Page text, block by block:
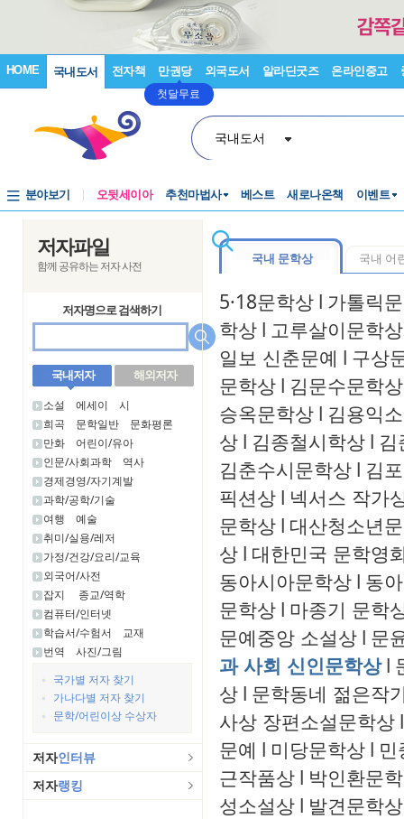
HOME 국내도서 전자책 만권당
첫달무료
외국도서 알라딘굿즈 온라인중고
국내도서
분야보기 오뒷세이아 추천마법사 베스트 새로나온책 이벤트
저자파일
함께 공유하는 저자 사전
저자명으로 검색하기
국내저자 해외저자
소설 에세이
시
희곡
문학일반
문화평론
만화
어린이/유아
인문/사회과학
역사
경제경영/자기계발
과학/공학/기술
여행
예술
취미/실용/레저
가정/건강/요리/교육
외국어/사전
잡지
종교/역학
컴퓨터/인터넷
학습서/수험서
교재
번역
사진/그림
국가별 저자 찾기
가나다별 저자 찾기
문학/어린이상 수상자
저자인터뷰
저자랭킹
국내 문학상 국내 어
5·18문학상 l 가톨릭
학상 l 고루살이문학상
일보 신춘문예 l 구상
문학상 l 김문수문학상
승옥문학상 l 김용익
상 l 김종철시학상 l
김춘수시문학상 l 김
픽션상 l 넥서스 작가
문학상 l 대산청소년
상 l 대한민국 문학영
동아시아문학상 l 동
문학상 l 마종기 문학
문예중앙 소설상 l 문
과 사회 신인문학상 l
상 l 문학동네 젊은작
사상 장편소설문학상 l
문예 l 미당문학상 l 민
근작품상 l 박인환문
성소설상 l 발견문학상